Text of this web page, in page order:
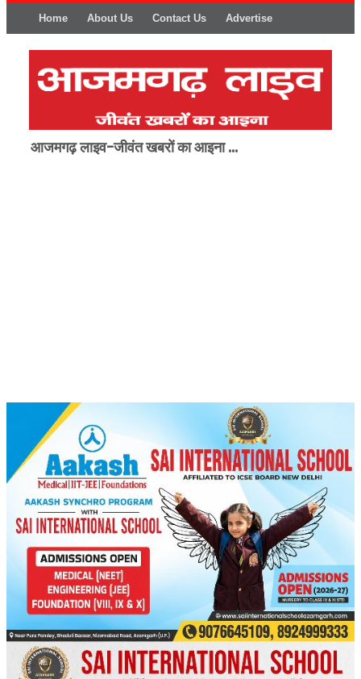
Home About Us Contact Us Advertise
आजमगढ़ लाइव-जीवंत खबरों का आइना ...